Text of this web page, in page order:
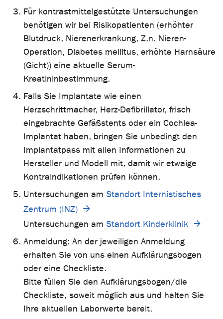
Für kontrastmittelgestützte Untersuchungen
benötigen wir bei Risikopatienten (erhöhter
Blutdruck, Nierenerkrankung, Z.n. Nieren-
Operation, Diabetes mellitus, erhöhte Harnsäure
(Gicht)) eine aktuelle Serum-
Kreatininbestimmung.
Falls Sie Implantate wie einen
Herzschrittmacher, Herz-Defibrillator, frisch
eingebrachte Gefäßstents oder ein Cochlea-
Implantat haben, bringen Sie unbedingt den
Implantatpass mit allen Informationen zu
Hersteller und Modell mit, damit wir etwaige
Kontraindikationen prüfen können.
Untersuchungen am Standort Internistisches
Zentrum (INZ)
Untersuchungen am Standort Kinderklinik
Anmeldung: An der jeweiligen Anmeldung
erhalten Sie von uns einen Aufklärungsbogen
oder eine Checkliste.
Bitte füllen Sie den Aufklärungsbogen/die
Checkliste, soweit möglich aus und halten Sie
Ihre aktuellen Laborwerte bereit.